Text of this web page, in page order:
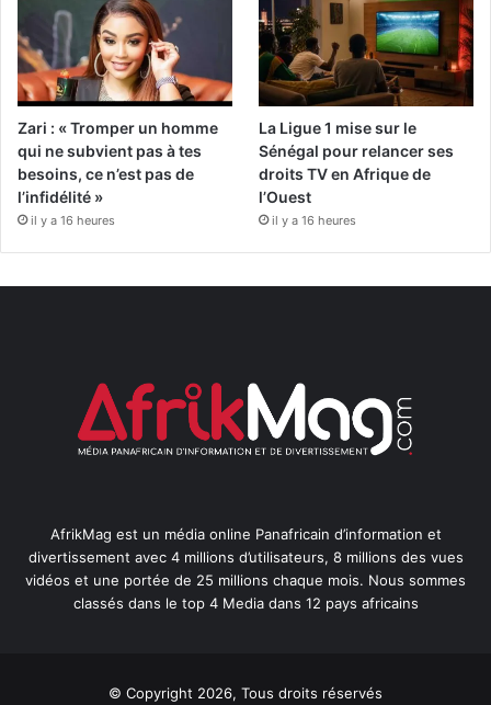
Zari : « Tromper un homme
qui ne subvient pas à tes
besoins, ce n’est pas de
l’infidélité »
il y a 16 heures
La Ligue 1 mise sur le
Sénégal pour relancer ses
droits TV en Afrique de
l’Ouest
il y a 16 heures
AfrikMag est un média online Panafricain d’information et
divertissement avec 4 millions d’utilisateurs, 8 millions des vues
vidéos et une portée de 25 millions chaque mois. Nous sommes
classés dans le top 4 Media dans 12 pays africains
© Copyright 2026, Tous droits réservés